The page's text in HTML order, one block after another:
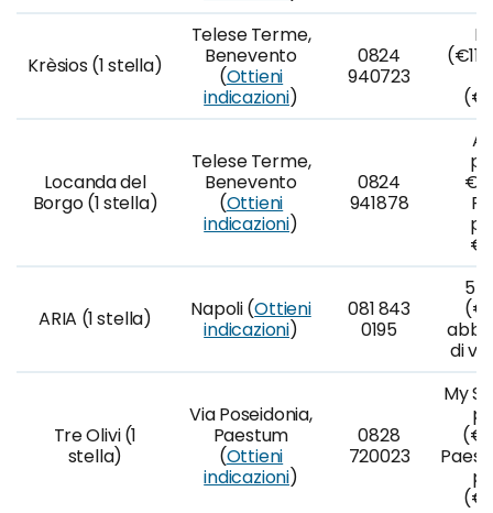
Krèsios (1 stella)
Telese Terme,
Benevento
(Ottieni
indicazioni)
0824
940723
Locanda del
Borgo (1 stella)
Telese Terme,
Benevento
(Ottieni
indicazioni)
0824
941878
ARIA (1 stella) Napoli (Ottieni
indicazioni)
081 843
0195
5
di
Tre Olivi (1
stella)
Via Poseidonia,
Paestum
(Ottieni
indicazioni)
0828
720023
My